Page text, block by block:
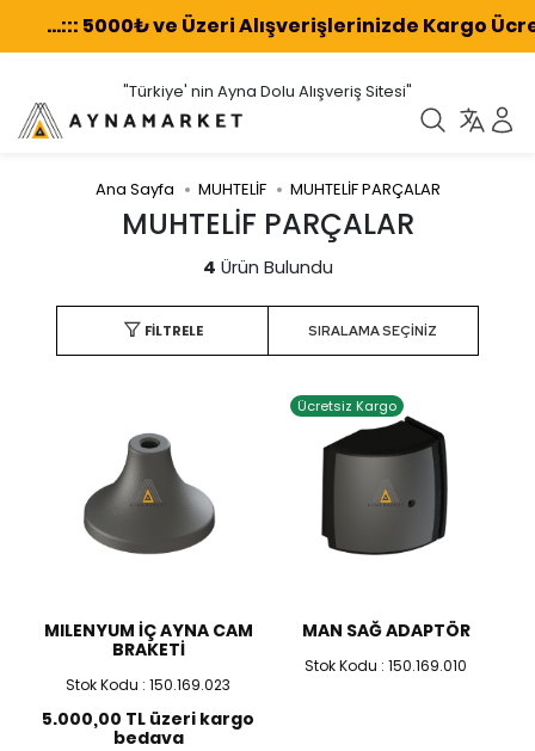
...::: 5000₺ ve Üzeri Alışverişlerinizde Kargo
"Türkiye' nin Ayna Dolu Alışveriş Sitesi"
Ana Sayfa MUHTELİF MUHTELİF PARÇALAR
MUHTELİF PARÇALAR
4 Ürün Bulundu
FILTRELE
MILENYUM İÇ AYNA CAM
BRAKETİ
Stok Kodu : 150.169.023
5.000,00 TL üzeri kargo
bedava
Ücretsiz Kargo
MAN SAĞ ADAPTÖR
Stok Kodu : 150.169.010